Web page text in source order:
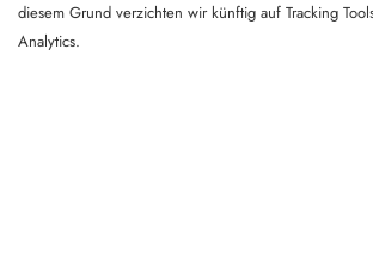
Das Beste: Du kannst das
diesem Grund verzichten wir künftig auf Tracking
Analytics.